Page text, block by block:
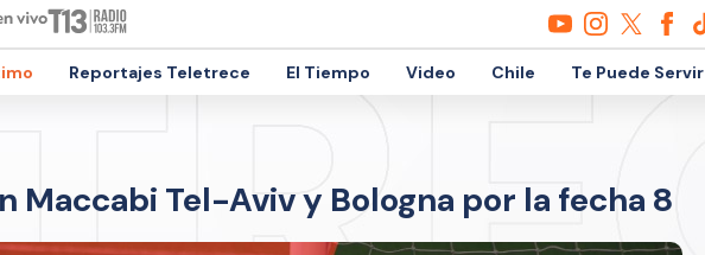
Reportajes Teletrece El Tiempo Video Chile Te Puede Servir
Maccabi Tel-Aviv y Bologna por la fecha 8